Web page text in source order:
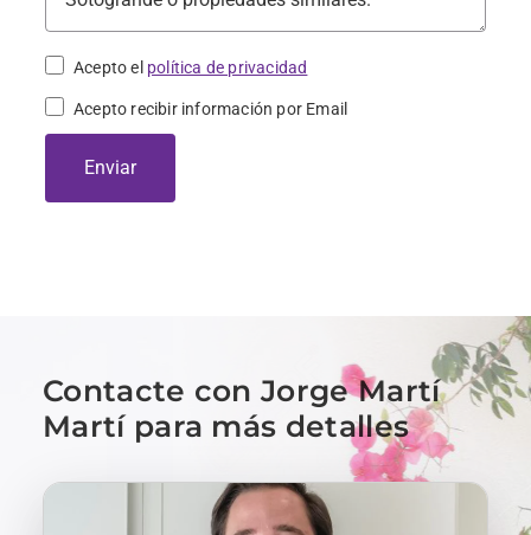
Acepto el política de privacidad
Acepto recibir información por Email
Enviar
Contacte con Jorge Martí
Martí para más detalles